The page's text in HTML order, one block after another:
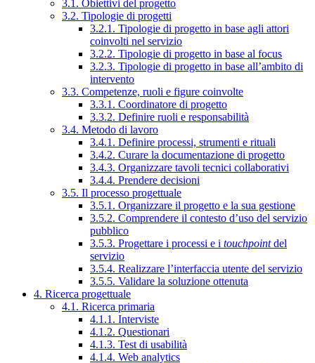
3.1. Obiettivi del progetto
3.2. Tipologie di progetti
3.2.1. Tipologie di progetto in base agli attori
coinvolti nel servizio
3.2.2. Tipologie di progetto in base al focus
3.2.3. Tipologie di progetto in base all’ambito di
intervento
3.3. Competenze, ruoli e figure coinvolte
3.3.1. Coordinatore di progetto
3.3.2. Definire ruoli e responsabilità
3.4. Metodo di lavoro
3.4.1. Definire processi, strumenti e rituali
3.4.2. Curare la documentazione di progetto
3.4.3. Organizzare tavoli tecnici collaborativi
3.4.4. Prendere decisioni
3.5. Il processo progettuale
3.5.1. Organizzare il progetto e la sua gestione
3.5.2. Comprendere il contesto d’uso del servizio
pubblico
3.5.3. Progettare i processi e i touchpointdel
servizio
3.5.4. Realizzare l’interfaccia utente del servizio
3.5.5. Validare la soluzione ottenuta
4. Ricerca progettuale
4.1. Ricerca primaria
4.1.1. Interviste
4.1.2. Questionari
4.1.3. Test di usabilità
4.1.4. Web analytics